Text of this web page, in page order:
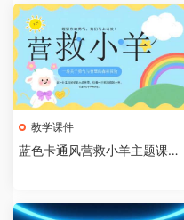
教学课件
蓝色卡通风营救小羊主题课件P